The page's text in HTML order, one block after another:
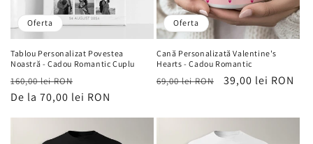
Oferta
Tablou Personalizat Povestea
Noastră - Cadou Romantic Cuplu
Preț
obișnuit
160,00 lei RON
de
De la 70,00 lei RON
Oferta
Cană Personalizată Valentine's
Hearts - Cadou Romantic
Preț
69,00 lei RON
Preț
39,00 lei RON